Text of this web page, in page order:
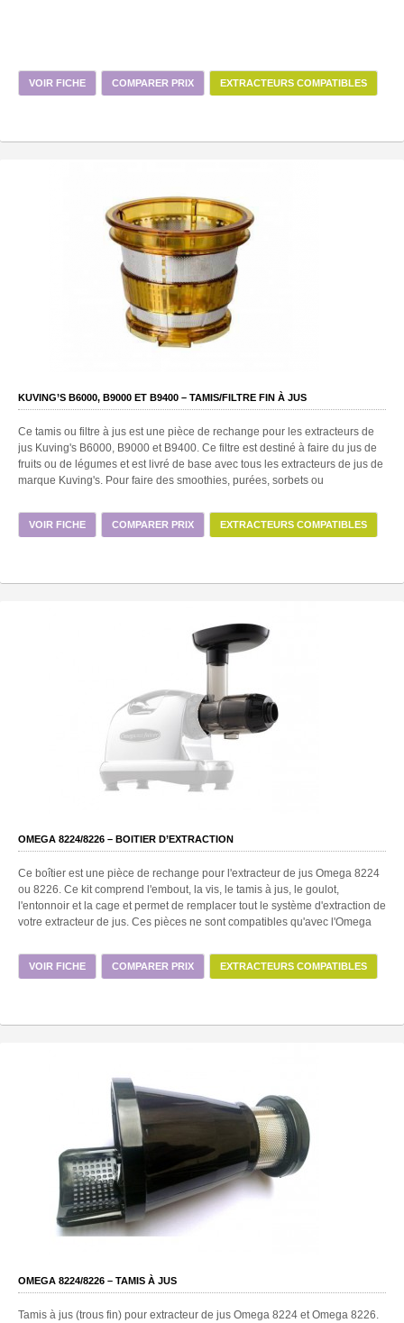
VOIR FICHE COMPARER PRIX EXTRACTEURS COMPATIBLES
KUVING’S B6000, B9000 ET B9400 – TAMIS/FILTRE FIN À JUS
Ce tamis ou filtre à jus est une pièce de rechange pour les extracteurs de
jus Kuving's B6000, B9000 et B9400. Ce filtre est destiné à faire du jus de
fruits ou de légumes et est livré de base avec tous les extracteurs de jus de
marque Kuving's. Pour faire des smoothies, purées, sorbets ou
VOIR FICHE COMPARER PRIX EXTRACTEURS COMPATIBLES
OMEGA 8224/8226 – BOITIER D’EXTRACTION
Ce boîtier est une pièce de rechange pour l'extracteur de jus Omega 8224
ou 8226. Ce kit comprend l'embout, la vis, le tamis à jus, le goulot,
l'entonnoir et la cage et permet de remplacer tout le système d'extraction de
votre extracteur de jus. Ces pièces ne sont compatibles qu'avec l'Omega
VOIR FICHE COMPARER PRIX EXTRACTEURS COMPATIBLES
OMEGA 8224/8226 – TAMIS À JUS
Tamis à jus (trous fin) pour extracteur de jus Omega 8224 et Omega 8226.